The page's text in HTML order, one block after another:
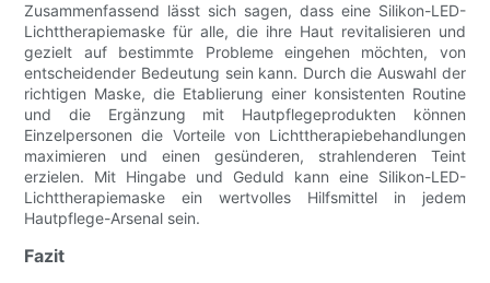
Zusammenfassend lässt sich sagen, dass eine Silikon-LED-
Lichttherapiemaske für alle, die ihre Haut revitalisieren und
gezielt auf bestimmte Probleme eingehen möchten, von
entscheidender Bedeutung sein kann. Durch die Auswahl der
richtigen Maske, die Etablierung einer konsistenten Routine
und die Ergänzung mit Hautpflegeprodukten können
Einzelpersonen die Vorteile von Lichttherapiebehandlungen
maximieren und einen gesünderen, strahlenderen Teint
erzielen. Mit Hingabe und Geduld kann eine Silikon-LED-
Lichttherapiemaske ein wertvolles Hilfsmittel in jedem
Hautpflege-Arsenal sein.
Fazit